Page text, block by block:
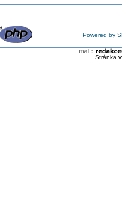
Powered by
Stránka